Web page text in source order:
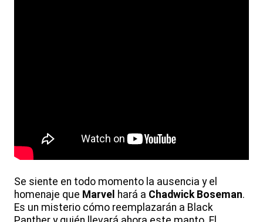
Se siente en todo momento la ausencia y el
homenaje que Marvel hará a Chadwick Boseman.
Es un misterio cómo reemplazarán a Black